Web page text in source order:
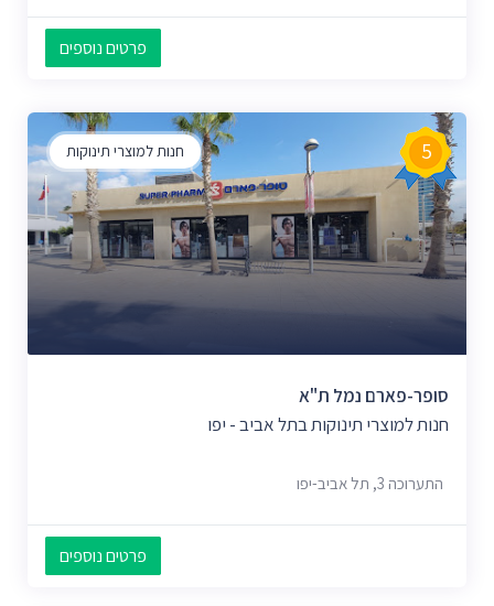
פרטים נוספים
חנות למוצרי תינוקות 5
סופר-פארם נמל ת"א
חנות למוצרי תינוקות בתל אביב - יפו
התערוכה 3, תל אביב-יפו
פרטים נוספים